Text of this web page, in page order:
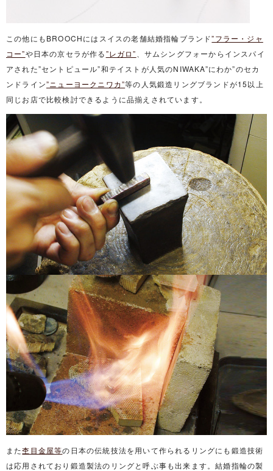
この他にもBROOCHにはスイスの老舗結婚指輪ブランド”フラー・ジャ
コー”や日本の京セラが作る”レガロ” 、サムシングフォーからインスパイ
アされた”セントピュール”和テイストが人気のNIWAKA”にわか”のセカ
ンドライン”ニューヨークニワカ”等の人気鍛造リングブランドが15以上
同じお店で比較検討できるように品揃えされています。
また杢目金屋等の日本の伝統技法を用いて作られるリングにも鍛造技術
は応用されており鍛造製法のリングと呼ぶ事も出来ます。結婚指輪の製